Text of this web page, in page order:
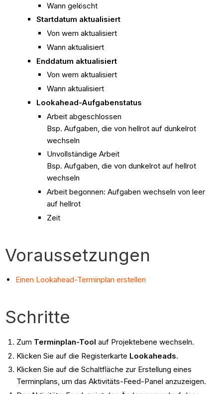
Wann gelöscht
Startdatum aktualisiert
Von wem aktualisiert
Wann aktualisiert
Enddatum aktualisiert
Von wem aktualisiert
Wann aktualisiert
Lookahead-Aufgabenstatus
Arbeit abgeschlossen
Bsp. Aufgaben, die von hellrot auf dunkelrot
wechseln
Unvollständige Arbeit
Bsp. Aufgaben, die von dunkelrot auf hellrot
wechseln
Arbeit begonnen: Aufgaben wechseln von leer
auf hellrot
Zeit
Voraussetzungen
Einen Lookahead-Terminplan erstellen
Schritte
Zum Terminplan-Tool auf Projektebene wechseln.
Klicken Sie auf die Registerkarte Lookaheads.
Klicken Sie auf die Schaltfläche zur Erstellung eines
Terminplans, um das Aktivitäts-Feed-Panel anzuzeigen.